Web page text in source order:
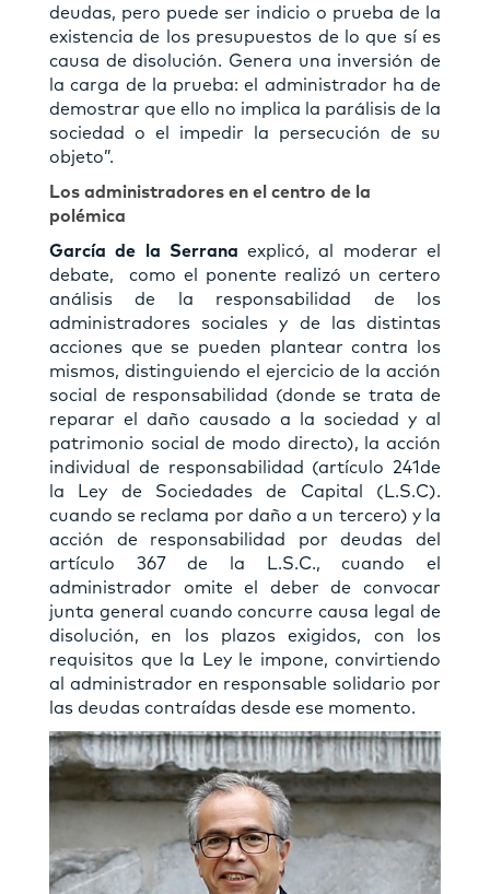
deudas, pero puede ser indicio o prueba de la
existencia de los presupuestos de lo que sí es
causa de disolución. Genera una inversión de
la carga de la prueba: el administrador ha de
demostrar que ello no implica la parálisis de la
sociedad o el impedir la persecución de su
objeto”.
Los administradores en el centro de la
polémica
García de la Serrana explicó, al moderar el
debate, como el ponente realizó un certero
análisis de la responsabilidad de los
administradores sociales y de las distintas
acciones que se pueden plantear contra los
mismos, distinguiendo el ejercicio de la acción
social de responsabilidad (donde se trata de
reparar el daño causado a la sociedad y al
patrimonio social de modo directo), la acción
individual de responsabilidad (artículo 241de
la Ley de Sociedades de Capital (L.S.C).
cuando se reclama por daño a un tercero) y la
acción de responsabilidad por deudas del
artículo 367 de la L.S.C., cuando el
administrador omite el deber de convocar
junta general cuando concurre causa legal de
disolución, en los plazos exigidos, con los
requisitos que la Ley le impone, convirtiendo
al administrador en responsable solidario por
las deudas contraídas desde ese momento.